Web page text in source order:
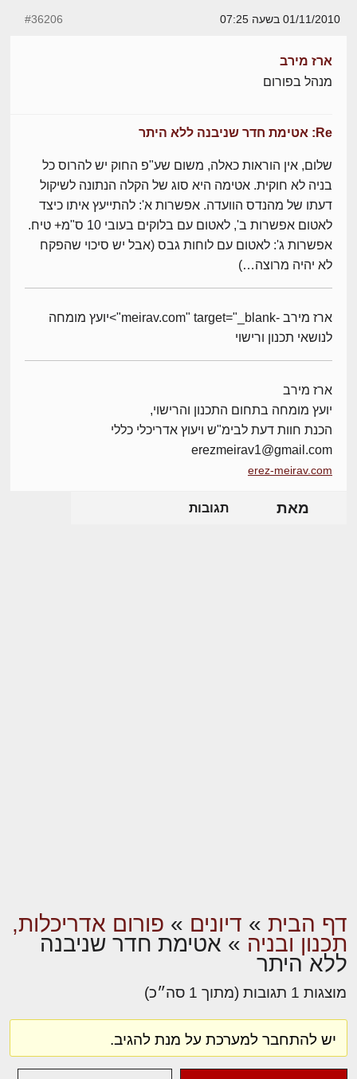
01/11/2010 בשעה 07:25 #36206
ארז מירב
מנהל בפורום
Re: אטימת חדר שניבנה ללא היתר
שלום, אין הוראות כאלה, משום שע"פ החוק יש להרוס כל
בניה לא חוקית. אטימה היא סוג של הקלה הנתונה לשיקול
דעתו של מהנדס הוועדה. אפשרות א': להתייעץ איתו כיצד
לאטום אפשרות ב', לאטום עם בלוקים בעובי 10 ס"מ+ טיח.
אפשרות ג': לאטום עם לוחות גבס (אבל יש סיכוי שהפקח
לא יהיה מרוצה…)
ארז מירב -meirav.com" target="_blank">יועץ מומחה
לנושאי תכנון ורישוי
ארז מירב
יועץ מומחה בתחום התכנון והרישוי,
הכנת חוות דעת לבימ"ש ויעוץ אדריכלי כללי
erezmeirav1@gmail.com
erez-meirav.com
מאת תגובות
דף הבית » דיונים » פורום אדריכלות,
תכנון ובניה » אטימת חדר שניבנה
ללא היתר
מוצגות 1 תגובות (מתוך 1 סה״כ)
יש להתחבר למערכת על מנת להגיב.